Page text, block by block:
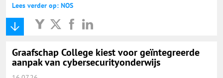
Lees verder op: NOS
Graafschap College kiest voor geïntegreerde
aanpak van cybersecurityonderwijs